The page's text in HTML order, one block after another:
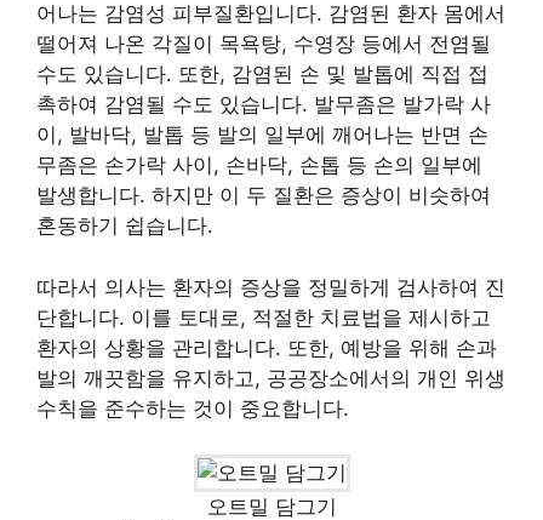
어나는 감염성 피부질환입니다. 감염된 환자 몸에서
떨어져 나온 각질이 목욕탕, 수영장 등에서 전염될
수도 있습니다. 또한, 감염된 손 및 발톱에 직접 접
촉하여 감염될 수도 있습니다. 발무좀은 발가락 사
이, 발바닥, 발톱 등 발의 일부에 깨어나는 반면 손
무좀은 손가락 사이, 손바닥, 손톱 등 손의 일부에
발생합니다. 하지만 이 두 질환은 증상이 비슷하여
혼동하기 쉽습니다.
따라서 의사는 환자의 증상을 정밀하게 검사하여 진
단합니다. 이를 토대로, 적절한 치료법을 제시하고
환자의 상황을 관리합니다. 또한, 예방을 위해 손과
발의 깨끗함을 유지하고, 공공장소에서의 개인 위생
수칙을 준수하는 것이 중요합니다.
오트밀 담그기